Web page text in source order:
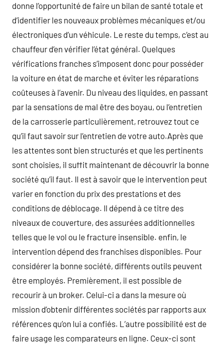
donne l’opportunité de faire un bilan de santé totale et
d’identifier les nouveaux problèmes mécaniques et/ou
électroniques d’un véhicule. Le reste du temps, c’est au
chauffeur d’en vérifier l’état général. Quelques
vérifications franches s’imposent donc pour posséder
la voiture en état de marche et éviter les réparations
coûteuses à l’avenir. Du niveau des liquides, en passant
par la sensations de mal être des boyau, ou l’entretien
de la carrosserie particulièrement, retrouvez tout ce
qu’il faut savoir sur l’entretien de votre auto.Après que
les attentes sont bien structurés et que les pertinents
sont choisies, il suffit maintenant de découvrir la bonne
société qu’il faut. Il est à savoir que le intervention peut
varier en fonction du prix des prestations et des
conditions de déblocage. Il dépend à ce titre des
niveaux de couverture, des assurées additionnelles
telles que le vol ou le fracture insensible. enfin, le
intervention dépend des franchises disponibles. Pour
considérer la bonne société, différents outils peuvent
être employés. Premièrement, il est possible de
recourir à un broker. Celui-ci a dans la mesure où
mission d’obtenir différentes sociétés par rapports aux
références qu’on lui a confiés. L’autre possibilité est de
faire usage les comparateurs en ligne. Ceux-ci sont